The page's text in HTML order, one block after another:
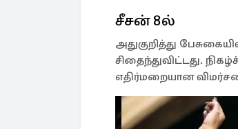
சீசன் 8ல்
அதுகுறித்து
சிதைந்துவிட்டது.
எதிர்மறையான